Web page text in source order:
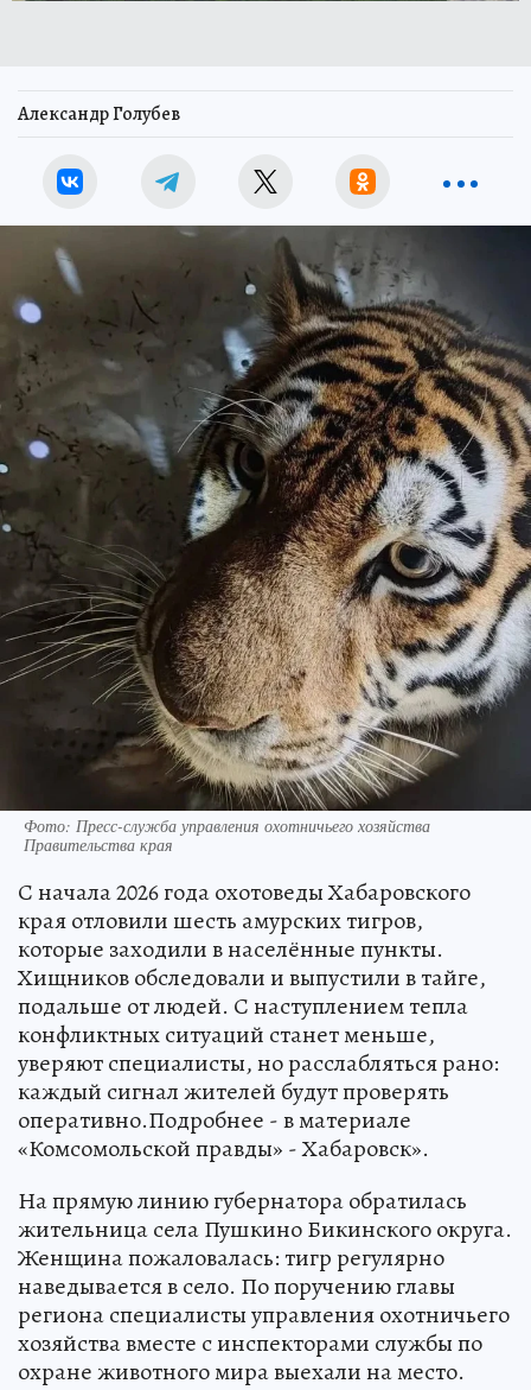
Александр Голубев
Фото: Пресс-служба управления охотничьего хозяйства
Правительства края
С начала 2026 года охотоведы Хабаровского
края отловили шесть амурских тигров,
которые заходили в населённые пункты.
Хищников обследовали и выпустили в тайге,
подальше от людей. С наступлением тепла
конфликтных ситуаций станет меньше,
уверяют специалисты, но расслабляться рано:
каждый сигнал жителей будут проверять
оперативно.Подробнее - в материале
«Комсомольской правды» - Хабаровск».
На прямую линию губернатора обратилась
жительница села Пушкино Бикинского округа.
Женщина пожаловалась: тигр регулярно
наведывается в село. По поручению главы
региона специалисты управления охотничьего
хозяйства вместе с инспекторами службы по
охране животного мира выехали на место.